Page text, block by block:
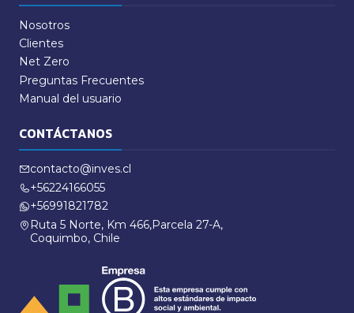
Nosotros
Clientes
Net Zero
Preguntas Frecuentes
Manual del usuario
CONTÁCTANOS
contacto@inves.cl
+56224166055
+56991821782
Ruta 5 Norte, Km 466,Parcela 27-A,
Coquimbo, Chile